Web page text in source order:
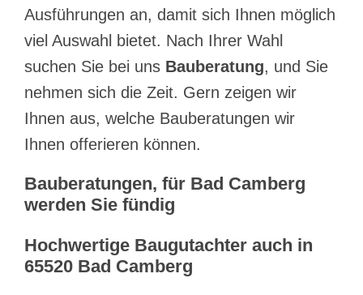
Ausführungen an, damit sich Ihnen möglich
viel Auswahl bietet. Nach Ihrer Wahl
suchen Sie bei uns Bauberatung, und Sie
nehmen sich die Zeit. Gern zeigen wir
Ihnen aus, welche Bauberatungen wir
Ihnen offerieren können.
Bauberatungen, für Bad Camberg
werden Sie fündig
Hochwertige Baugutachter auch in
65520 Bad Camberg